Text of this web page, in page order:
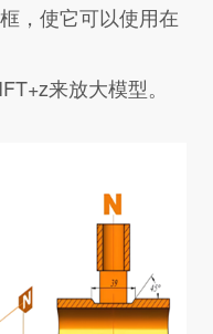
，使它可以使用在
来放大模型。